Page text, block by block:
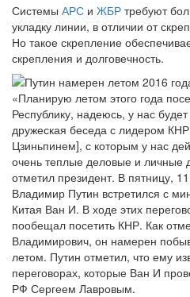
Системы АРС и ЖБР требуют
укладку линии, в отличии от
Но такое скрепление
скрепления и долговечность.
«Планирую летом этого года
Республику, надеюсь, у нас
дружеская беседа с лидером
Цзиньпинем], с которым у нас
очень теплые деловые и
отметил президент. В пятницу,
Владимир Путин встретился с
Китая Ван И. В ходе этих
пообещал посетить КНР. Как
Владимирович, он намерен
летом. Путин отметил, что ему
переговорах, которые Ван И
РФ Сергеем Лавровым.